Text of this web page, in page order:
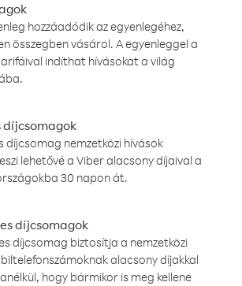
hozzáadódik az egyenlegéhez,
összegben vásárol. A egyenleggel a
indíthat hívásokat a világ
díjcsomagok
díjcsomag nemzetközi hívások
lehetővé a Viber alacsony díjaival a
30 napon át.
díjcsomagok
díjcsomag biztosítja a nemzetközi
alacsony díjakkal
hogy bármikor is meg kellene